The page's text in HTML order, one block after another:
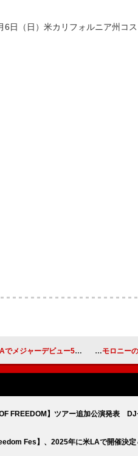
日（日）米カリフォルニア州コ
ュー5周年記念ワンマン開催決定
FREEDOM】ツアー追加公演発表
Fes】、2025年に米LAで開催決